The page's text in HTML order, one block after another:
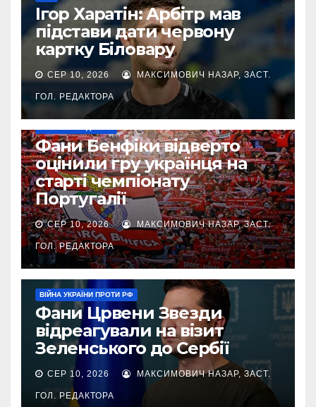
Ігор Харатін: Арбітр мав
підстави дати червону
картку Біловару
СЕР 10, 2026 МАКСИМОВИЧ НАЗАР, ЗАСТ.
ГОЛ. РЕДАКТОРА
Фани Бенфіки відверто
оцінили гру українця на
старті чемпіонату
Португалії
СЕР 10, 2026 МАКСИМОВИЧ НАЗАР, ЗАСТ.
ГОЛ. РЕДАКТОРА
ВІЙНА УКРАЇНИ ПРОТИ РФ
Фани Црвени Звезди
відреагували на візит
Зеленського до Сербії
СЕР 10, 2026 МАКСИМОВИЧ НАЗАР, ЗАСТ.
ГОЛ. РЕДАКТОРА